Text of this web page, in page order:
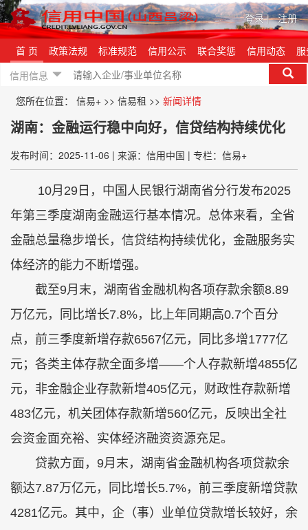
登录| 注册
首 页 政策法规 标准规范 信用公示 联合奖惩 信用动态
信用信息
您所在位置： 信易+ >> 信易租 >> 新闻详情
湖南：金融运行稳中向好，信贷结构持续优化
发布时间：2025-11-06 | 来源：信用中国 | 专栏：信易+
10月29日，中国人民银行湖南省分行发布2025
年第三季度湖南金融运行基本情况。总体来看，全省
金融总量稳步增长，信贷结构持续优化，金融服务实
体经济的能力不断增强。
截至9月末，湖南省金融机构各项存款余额8.89
万亿元，同比增长7.8%，比上年同期高0.7个百分
点，前三季度新增存款6567亿元，同比多增1777亿
元；各类主体存款全面多增——个人存款新增4855亿
元，非金融企业存款新增405亿元，财政性存款新增
483亿元，机关团体存款新增560亿元，反映出全社
会资金面充裕、实体经济融资资源充足。
贷款方面，9月末，湖南省金融机构各项贷款余
额达7.87万亿元，同比增长5.7%，前三季度新增贷款
4281亿元。其中，企（事）业单位贷款增长较好，余